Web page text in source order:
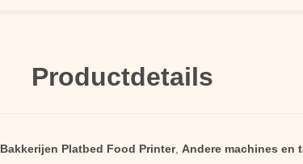
Productdetails
Bakkerijen Platbed Food Printer, Andere machines en